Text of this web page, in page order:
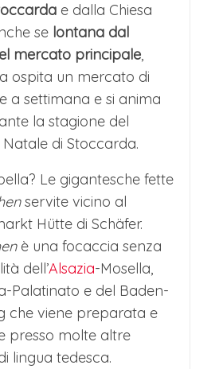
PER L’ITALIA
viaggio ai mercatini di
e ripartenza in
l’Italia; arrivo nelle
in serata.
e dalla Chiesa
se lontana dal
mercato principale,
ospita un mercato di
a settimana e si anima
la stagione del
di Stoccarda.
Le gigantesche fette
servite vicino al
Hütte di Schäfer.
è una focaccia senza
dell’Alsazia-Mosella,
Palatinato e del Baden-
che viene preparata e
presso molte altre
lingua tedesca.